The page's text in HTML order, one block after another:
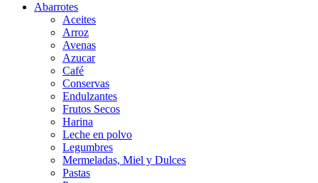
Abarrotes
Aceites
Arroz
Avenas
Azucar
Café
Conservas
Endulzantes
Frutos Secos
Harina
Leche en polvo
Legumbres
Mermeladas, Miel y Dulces
Pastas